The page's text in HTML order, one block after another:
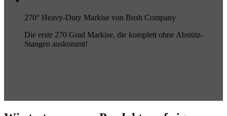
270° Heavy-Duty Markise von Bush Company
Die erste 270 Grad Markise, die komplett ohne Abstütz-
Stangen auskommt!